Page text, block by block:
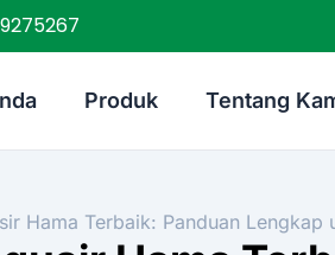
Produk Tentang
Hama Terbaik: Panduan Lengkap